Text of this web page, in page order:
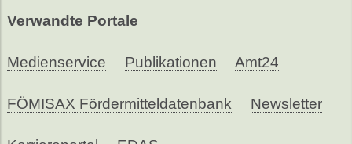
Verwandte Portale
Medienservice Publikationen Amt24
FÖMISAX Fördermitteldatenbank Newsletter